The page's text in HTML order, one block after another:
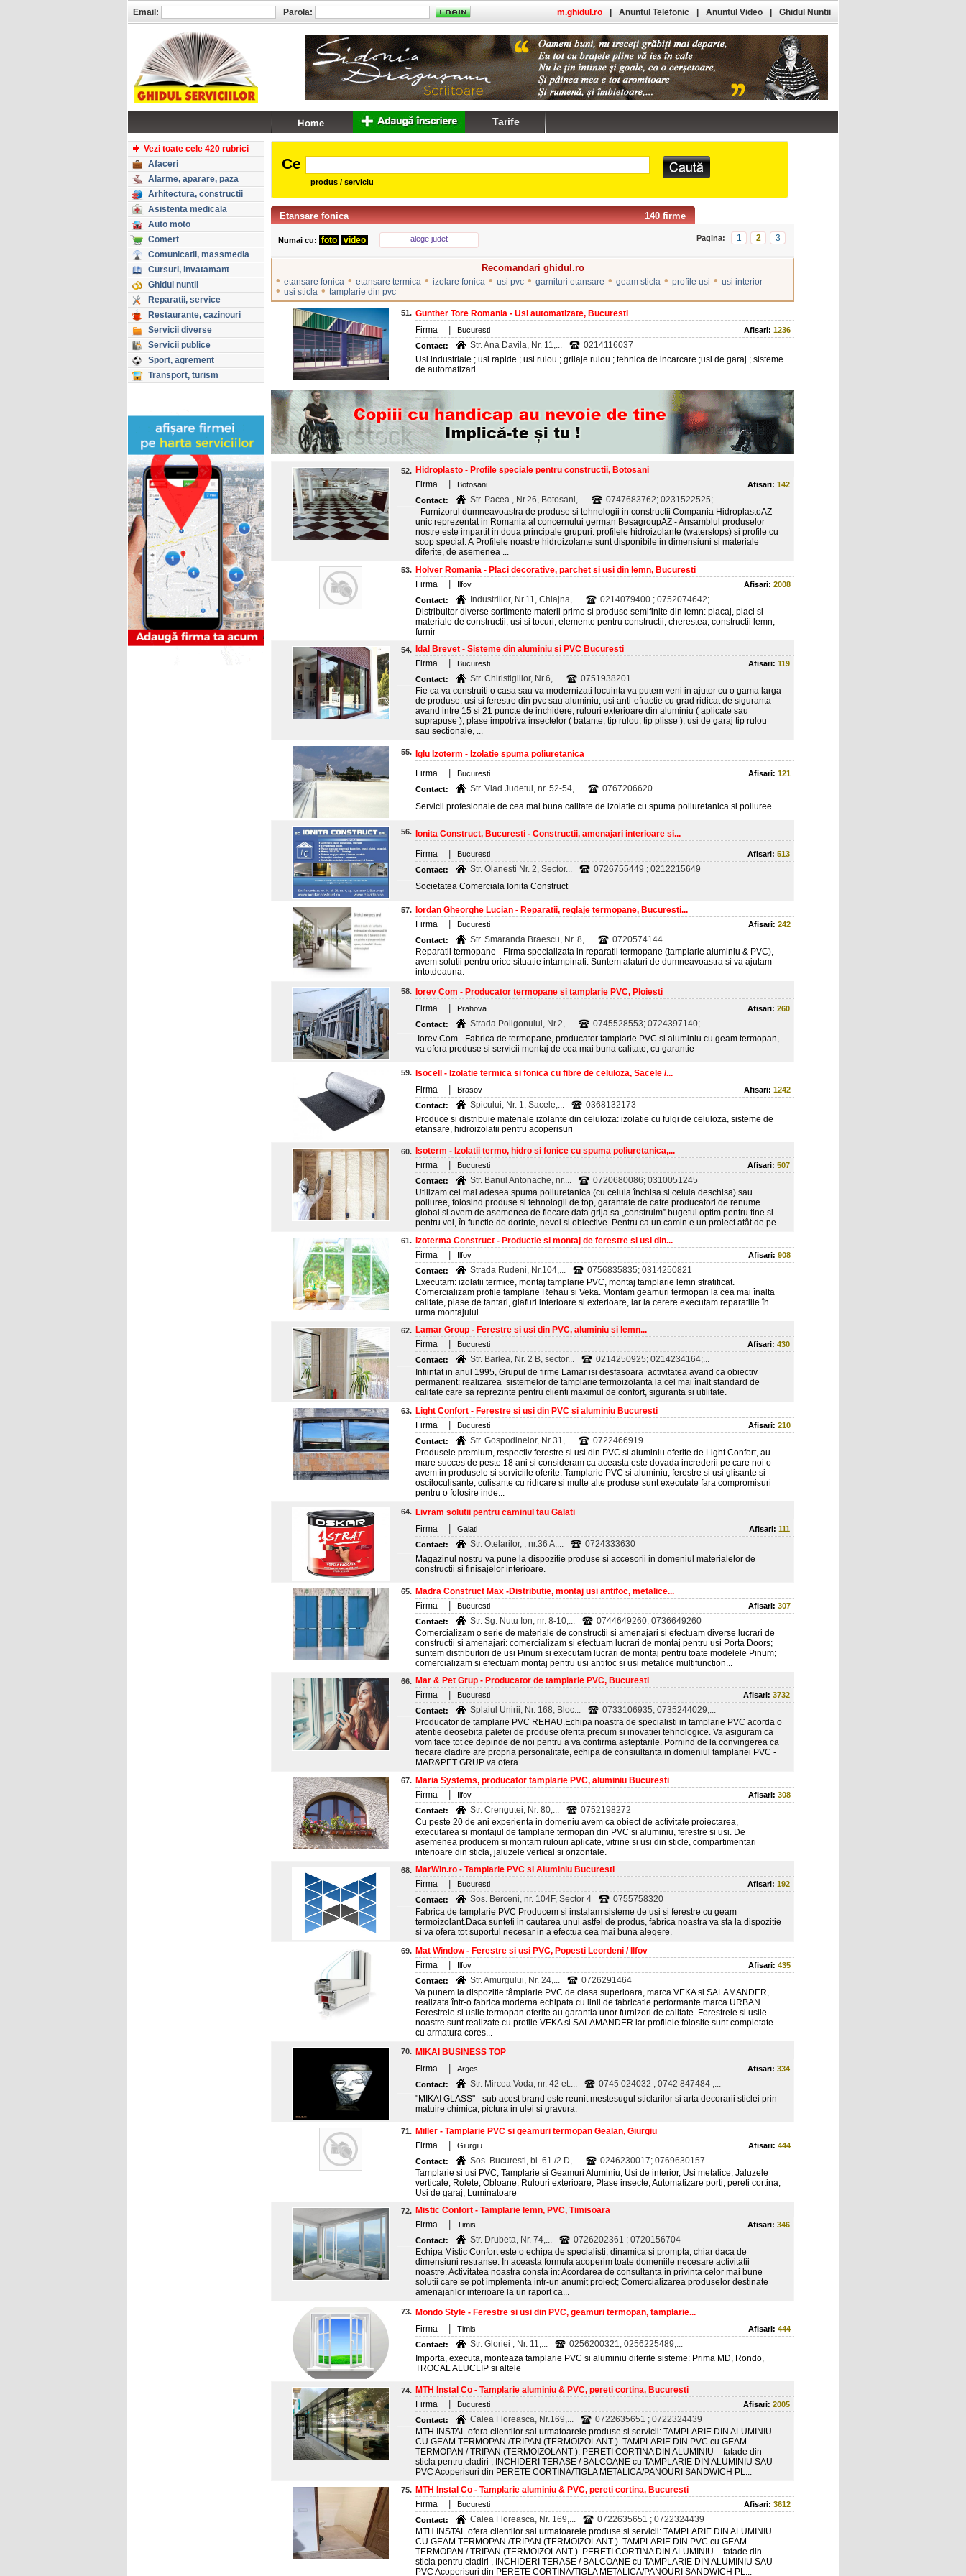
Vezi toate cele 420 rubrici
Afaceri
Alarme, aparare, paza
Arhitectura, constructii
Asistenta medicala
Auto moto
Comert
Comunicatii, massmedia
Cursuri, invatamant
Ghidul nuntii
Reparatii, service
Restaurante, cazinouri
Servicii diverse
Servicii publice
Sport, agrement
Transport, turism
Ce
produs / serviciu
140 firme
Etansare fonica
Numai cu: foto video -- alege judet -- Pagina: 1 2 3
Recomandari ghidul.ro
• etansare fonica • etansare termica • izolare fonica • usi pvc • garnituri etansare • geam sticla • profile usi • usi interior
• usi sticla • tamplarie din pvc
51. Gunther Tore Romania - Usi automatizate, Bucuresti
Firma
Bucuresti Afisari: 1236
Contact:
Str. Ana Davila, Nr. 11,...
0214116037
Usi industriale ; usi rapide ; usi rulou ; grilaje rulou ; tehnica de incarcare ;usi de garaj ; sisteme
de automatizari
52. Hidroplasto - Profile speciale pentru constructii, Botosani
Firma
Botosani Afisari: 142
Contact:
Str. Pacea , Nr.26, Botosani,...
0747683762; 0231522525;...
- Furnizorul dumneavoastra de produse si tehnologii in constructii Compania HidroplastoAZ
unic reprezentat in Romania al concernului german BesagroupAZ - Ansamblul produselor
nostre este impartit in doua principale grupuri: profilele hidroizolante (waterstops) si profile cu
scop special. A Profilele noastre hidroizolante sunt disponibile in dimensiuni si materiale
diferite, de asemenea ...
53. Holver Romania - Placi decorative, parchet si usi din lemn, Bucuresti
Firma
Ilfov Afisari: 2008
Contact:
Industriilor, Nr.11, Chiajna,...
0214079400 ; 0752074642;...
Distribuitor diverse sortimente materii prime si produse semifinite din lemn: placaj, placi si
materiale de constructii, usi si tocuri, elemente pentru constructii, cherestea, constructii lemn,
furnir
54.
Idal Brevet - Sisteme din aluminiu si PVC Bucuresti
Firma
Bucuresti Afisari: 119
Contact:
Str. Chiristigiilor, Nr.6,...
0751938201
Fie ca va construiti o casa sau va modernizati locuinta va putem veni in ajutor cu o gama larga
de produse: usi si ferestre din pvc sau aluminiu, usi anti-efractie cu grad ridicat de siguranta
avand intre 15 si 21 puncte de inchidere, rulouri exterioare din aluminiu ( aplicate sau
suprapuse ), plase impotriva insectelor ( batante, tip rulou, tip plisse ), usi de garaj tip rulou
sau sectionale, ...
55.
Iglu Izoterm - Izolatie spuma poliuretanica
Firma
Bucuresti Afisari: 121
Contact:
Str. Vlad Judetul, nr. 52-54,...
0767206620
Servicii profesionale de cea mai buna calitate de izolatie cu spuma poliuretanica si poliuree
56.
Ionita Construct, Bucuresti - Constructii, amenajari interioare si...
Firma
Bucuresti Afisari: 513
Contact:
Str. Olanesti Nr. 2, Sector...
0726755449 ; 0212215649
Societatea Comerciala Ionita Construct
57.
Iordan Gheorghe Lucian - Reparatii, reglaje termopane, Bucuresti...
Firma
Bucuresti Afisari: 242
Contact:
Str. Smaranda Braescu, Nr. 8,...
0720574144
Reparatii termopane - Firma specializata in reparatii termopane (tamplarie aluminiu & PVC),
avem solutii pentru orice situatie intampinati. Suntem alaturi de dumneavoastra si va ajutam
intotdeauna.
58.
Iorev Com - Producator termopane si tamplarie PVC, Ploiesti
Firma
Prahova Afisari: 260
Contact:
Strada Poligonului, Nr.2,...
0745528553; 0724397140;...
Iorev Com - Fabrica de termopane, producator tamplarie PVC si aluminiu cu geam termopan,
va ofera produse si servicii montaj de cea mai buna calitate, cu garantie
59.
Isocell - Izolatie termica si fonica cu fibre de celuloza, Sacele /...
Firma
Brasov Afisari: 1242
Contact:
Spicului, Nr. 1, Sacele,...
0368132173
Produce si distribuie materiale izolante din celuloza: izolatie cu fulgi de celuloza, sisteme de
etansare, hidroizolatii pentru acoperisuri
60.
Isoterm - Izolatii termo, hidro si fonice cu spuma poliuretanica,...
Firma
Bucuresti Afisari: 507
Contact:
Str. Banul Antonache, nr....
0720680086; 0310051245
Utilizam cel mai adesea spuma poliuretanica (cu celula închisa si celula deschisa) sau
poliuree, folosind produse si tehnologii de top, garantate de catre producatori de renume
global si avem de asemenea de fiecare data grija sa „construim” bugetul optim pentru tine si
pentru voi, în functie de dorinte, nevoi si obiective. Pentru ca un camin e un proiect atât de pe...
61.
Izoterma Construct - Productie si montaj de ferestre si usi din...
Firma
Ilfov Afisari: 908
Contact:
Strada Rudeni, Nr.104,...
0756835835; 0314250821
Executam: izolatii termice, montaj tamplarie PVC, montaj tamplarie lemn stratificat.
Comercializam profile tamplarie Rehau si Veka. Montam geamuri termopan la cea mai înalta
calitate, plase de tantari, glafuri interioare si exterioare, iar la cerere executam reparatiile în
urma montajului.
62. Lamar Group - Ferestre si usi din PVC, aluminiu si lemn...
Firma
Bucuresti Afisari: 430
Contact:
Str. Barlea, Nr. 2 B, sector...
0214250925; 0214234164;...
Infiintat in anul 1995, Grupul de firme Lamar isi desfasoara activitatea avand ca obiectiv
permanent: realizarea sistemelor de tamplarie termoizolanta la cel mai înalt standard de
calitate care sa reprezinte pentru clienti maximul de confort, siguranta si utilitate.
63. Light Confort - Ferestre si usi din PVC si aluminiu Bucuresti
Firma
Bucuresti Afisari: 210
Contact:
Str. Gospodinelor, Nr 31,...
0722466919
Produsele premium, respectiv ferestre si usi din PVC si aluminiu oferite de Light Confort, au
mare succes de peste 18 ani si consideram ca aceasta este dovada increderii pe care noi o
avem in produsele si serviciile oferite. Tamplarie PVC si aluminiu, ferestre si usi glisante si
osciloculisante, culisante cu ridicare si multe alte produse sunt executate fara compromisuri
pentru o folosire inde...
64. Livram solutii pentru caminul tau Galati
Firma
Galati Afisari: 111
Contact:
Str. Otelarilor, , nr.36 A,...
0724333630
Magazinul nostru va pune la dispozitie produse si accesorii in domeniul materialelor de
constructii si finisajelor interioare.
65. Madra Construct Max -Distributie, montaj usi antifoc, metalice...
Firma
Bucuresti Afisari: 307
Contact:
Str. Sg. Nutu Ion, nr. 8-10,...
0744649260; 0736649260
Comercializam o serie de materiale de constructii si amenajari si efectuam diverse lucrari de
constructii si amenajari: comercializam si efectuam lucrari de montaj pentru usi Porta Doors;
suntem distribuitori de usi Pinum si executam lucrari de montaj pentru toate modelele Pinum;
comercializam si efectuam montaj pentru usi antifoc si usi metalice multifunction...
66. Mar & Pet Grup - Producator de tamplarie PVC, Bucuresti
Firma
Bucuresti Afisari: 3732
Contact:
Splaiul Unirii, Nr. 168, Bloc...
0733106935; 0735244029;...
Producator de tamplarie PVC REHAU.Echipa noastra de specialisti in tamplarie PVC acorda o
atentie deosebita paletei de produse oferita precum si inovatiei tehnologice. Va asiguram ca
vom face tot ce depinde de noi pentru a va confirma asteptarile. Pornind de la convingerea ca
fiecare cladire are propria personalitate, echipa de consiultanta in domeniul tamplariei PVC -
MAR&PET GRUP va ofera...
67. Maria Systems, producator tamplarie PVC, aluminiu Bucuresti
Firma
Ilfov Afisari: 308
Contact:
Str. Crengutei, Nr. 80,...
0752198272
Cu peste 20 de ani experienta in domeniu avem ca obiect de activitate proiectarea,
executarea si montajul de tamplarie termopan din PVC si aluminiu, ferestre si usi. De
asemenea producem si montam rulouri aplicate, vitrine si usi din sticle, compartimentari
interioare din sticla, jaluzele vertical si orizontale.
68. MarWin.ro - Tamplarie PVC si Aluminiu Bucuresti
Firma
Bucuresti Afisari: 192
Contact:
Sos. Berceni, nr. 104F, Sector 4
0755758320
Fabrica de tamplarie PVC Producem si instalam sisteme de usi si ferestre cu geam
termoizolant.Daca sunteti in cautarea unui astfel de produs, fabrica noastra va sta la dispozitie
si va ofera tot suportul necesar in a efectua cea mai buna alegere.
69. Mat Window - Ferestre si usi PVC, Popesti Leordeni / Ilfov
Firma
Ilfov Afisari: 435
Contact:
Str. Amurgului, Nr. 24,...
0726291464
Va punem la dispozitie tâmplarie PVC de clasa superioara, marca VEKA si SALAMANDER,
realizata într-o fabrica moderna echipata cu linii de fabricatie performante marca URBAN.
Ferestrele si usile termopan oferite au garantia unor furnizori de calitate. Ferestrele si usile
noastre sunt realizate cu profile VEKA si SALAMANDER iar profilele folosite sunt completate
cu armatura cores...
70. MIKAI BUSINESS TOP
Firma
Arges Afisari: 334
Contact:
Str. Mircea Voda, nr. 42 et....
0745 024032 ; 0742 847484 ;...
"MIKAI GLASS" - sub acest brand este reunit mestesugul sticlarilor si arta decorarii sticlei prin
matuire chimica, pictura in ulei si gravura.
71. Miller - Tamplarie PVC si geamuri termopan Gealan, Giurgiu
Firma
Giurgiu Afisari: 444
Contact:
Sos. Bucuresti, bl. 61 /2 D,...
0246230017; 0769630157
Tamplarie si usi PVC, Tamplarie si Geamuri Aluminiu, Usi de interior, Usi metalice, Jaluzele
verticale, Rolete, Obloane, Rulouri exterioare, Plase insecte, Automatizare porti, pereti cortina,
Usi de garaj, Luminatoare
72. Mistic Confort - Tamplarie lemn, PVC, Timisoara
Firma
Timis Afisari: 346
Contact:
Str. Drubeta, Nr. 74,...
0726202361 ; 0720156704
Echipa Mistic Confort este o echipa de specialisti, dinamica si prompta, chiar daca de
dimensiuni restranse. In aceasta formula acoperim toate domeniile necesare activitatii
noastre. Activitatea noastra consta in: Acordarea de consultanta in privinta celor mai bune
solutii care se pot implementa intr-un anumit proiect; Comercializarea produselor destinate
amenajarilor interioare la un raport ca...
73. Mondo Style - Ferestre si usi din PVC, geamuri termopan, tamplarie...
Firma
Timis Afisari: 444
Contact:
Str. Gloriei , Nr. 11,...
0256200321; 0256225489;...
Importa, executa, monteaza tamplarie PVC si aluminiu diferite sisteme: Prima MD, Rondo,
TROCAL ALUCLIP si altele
74. MTH Instal Co - Tamplarie aluminiu & PVC, pereti cortina, Bucuresti
Firma
Bucuresti Afisari: 2005
Contact:
Calea Floreasca, Nr.169,...
0722635651 ; 0722324439
MTH INSTAL ofera clientilor sai urmatoarele produse si servicii: TAMPLARIE DIN ALUMINIU
CU GEAM TERMOPAN /TRIPAN (TERMOIZOLANT ). TAMPLARIE DIN PVC cu GEAM
TERMOPAN / TRIPAN (TERMOIZOLANT ). PERETI CORTINA DIN ALUMINIU – fatade din
sticla pentru cladiri , INCHIDERI TERASE / BALCOANE cu TAMPLARIE DIN ALUMINIU SAU
PVC Acoperisuri din PERETE CORTINA/TIGLA METALICA/PANOURI SANDWICH PL...
75. MTH Instal Co - Tamplarie aluminiu & PVC, pereti cortina, Bucuresti
Firma
Bucuresti Afisari: 3612
Contact:
Calea Floreasca, Nr. 169,...
0722635651 ; 0722324439
MTH INSTAL ofera clientilor sai urmatoarele produse si servicii: TAMPLARIE DIN ALUMINIU
CU GEAM TERMOPAN /TRIPAN (TERMOIZOLANT ). TAMPLARIE DIN PVC cu GEAM
TERMOPAN / TRIPAN (TERMOIZOLANT ). PERETI CORTINA DIN ALUMINIU – fatade din
sticla pentru cladiri , INCHIDERI TERASE / BALCOANE cu TAMPLARIE DIN ALUMINIU SAU
PVC Acoperisuri din PERETE CORTINA/TIGLA METALICA/PANOURI SANDWICH PL...
Email: Parola: m.ghidul.ro Anuntul Telefonic Anuntul Video Ghidul Nuntii
Tarife